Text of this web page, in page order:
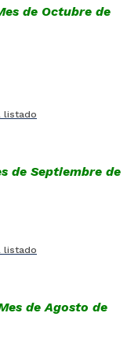
de Octubre de
listado
de Septiembre de
listado
de Agosto de